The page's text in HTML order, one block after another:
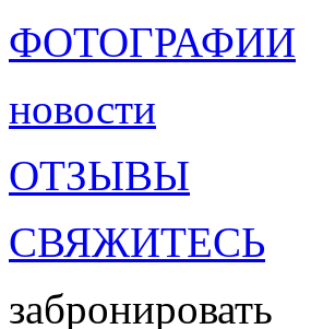
ФОТОГРАФИИ
новости
ОТЗЫВЫ
СВЯЖИТЕСЬ
забронировать